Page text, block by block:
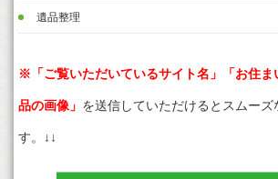
遺品整理
※「ご覧いただいているサイト名」「お住ま
品の画像」 を送信していただけるとスムーズ
す。↓↓